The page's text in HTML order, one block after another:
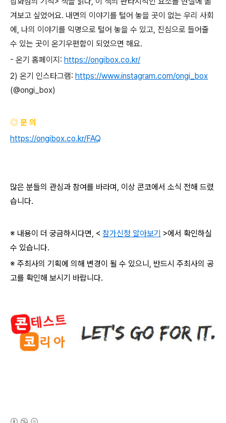
겨보고 싶었어요. 내면의 이야기를 털어 놓을 곳이 없는 우리 사회
에 , 나의 이야기를 익명으로 털어 놓을 수 있고, 진심으로 들어줄
수 있는 곳이 온기우편함이 되었으면 해요.
- 온기 홈페이지 : https://ongibox.co.kr/
2) 온기 인스타그램: https://www.instagram.com/ongi_box
(@ongi_box)
◎ 문 의
https://ongibox.co.kr/FAQ
많은 분들의 관심과 참여를 바라며, 이상 콘코에서 소식 전해 드렸
습니다.
※ 내용이 더 궁금하시다면, < 참가신청 알아보기 >에서 확인하실
수 있습니다.
※ 주최사의 기획에 의해 변경이 될 수 있으니, 반드시 주최사의 공
고를 확인해 보시기 바랍니다.